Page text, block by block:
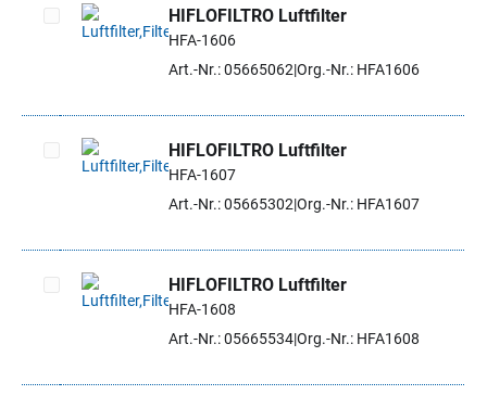
Artikel auswählen
HIFLOFILTRO Luftfilter
HFA-1606
Art.-Nr.: 05665062 Org.-Nr.: HFA1606
Artikel auswählen
HIFLOFILTRO Luftfilter
HFA-1607
Art.-Nr.: 05665302 Org.-Nr.: HFA1607
Artikel auswählen
HIFLOFILTRO Luftfilter
HFA-1608
Art.-Nr.: 05665534Org.-Nr.: HFA1608